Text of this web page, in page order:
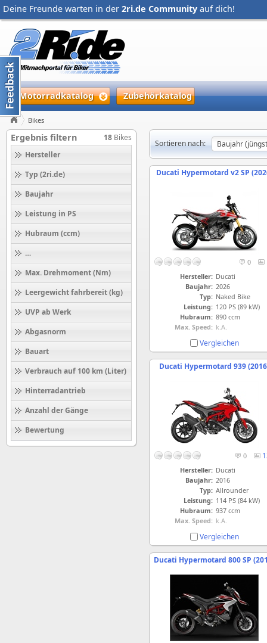
Deine Freunde warten in der 2ri.de Community auf dich!
Motorradkatalog Zubehörkatalog
Bikes
Ergebnis filtern 18 Bikes
Hersteller
Typ (2ri.de)
Baujahr
Leistung in PS
Hubraum (ccm)
Höchstgeschwindigkeit (km/h)
Max. Drehmoment (Nm)
Leergewicht fahrbereit (kg)
UVP ab Werk
Abgasnorm
Bauart
Verbrauch auf 100 km (Liter)
Hinterradantrieb
Anzahl der Gänge
Bewertung
Sortieren nach:
Ducati Hypermotard v2 SP
0
Hersteller: Ducati
Baujahr: 2026
Typ: Naked Bike
Leistung: 120 PS (89 kW)
Hubraum: 890 ccm
Max. Speed: k.A.
Vergleichen
Ducati Hypermotard 939
0
Hersteller: Ducati
Baujahr: 2016
Typ: Allrounder
Leistung: 114 PS (84 kW)
Hubraum: 937 ccm
Max. Speed: k.A.
Vergleichen
Ducati Hypermotard 800 SP